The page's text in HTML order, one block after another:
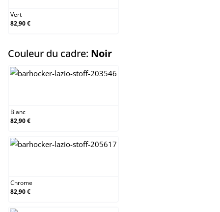
Vert
82,90 €
Couleur du cadre: Noirselect
Blanc
82,90 €
Chrome
82,90 €